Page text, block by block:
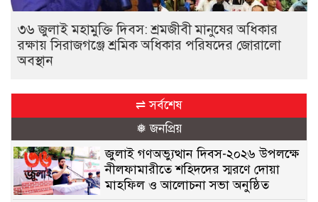
৩৬ জুলাই মহামুক্তি দিবস: শ্রমজীবী মানুষের অধিকার
রক্ষায় সিরাজগঞ্জে শ্রমিক অধিকার পরিষদের জোরালো
অবস্থান
⇌ সর্বশেষ
❅ জনপ্রিয়
জুলাই গণঅভ্যুত্থান দিবস-২০২৬ উপলক্ষে
নীলফামারীতে শহিদদের স্মরণে দোয়া
মাহফিল ও আলোচনা সভা অনুষ্ঠিত